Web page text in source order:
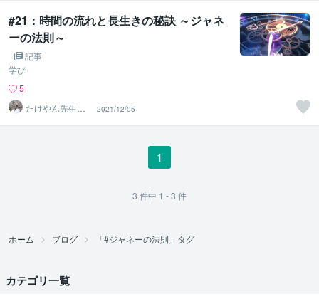
#21：時間の流れと長生きの秘訣 ～ジャネ
ーの法則～
記事
学び
5
たけやん先生
（心理Diver）
2021/12/05
1
3 件中 1 - 3 件
ホーム ブログ 「#ジャネーの法則」タグ
カテゴリ一覧